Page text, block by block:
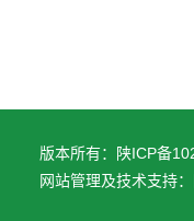
版本所有：陕ICP备
网站管理及技术支持